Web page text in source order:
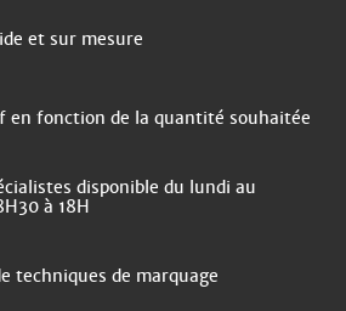
et sur mesure
en fonction de la quantité souhaitée
disponible du lundi au
à 18H
techniques de marquage